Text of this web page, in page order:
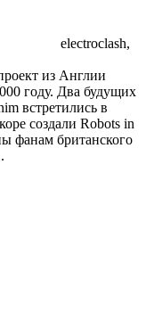
electroclash,
из Англии
году. Два будущих
встретились в
создали Robots in
фанам британского